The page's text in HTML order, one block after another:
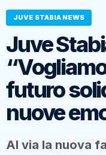
JUVE STABIA NEWS
Juve
futuro
nuove
Al via la nuova